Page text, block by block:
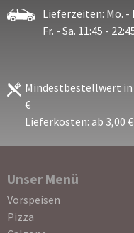
Lieferzeiten: Mo. -
Fr. - Sa. 11:45 -
Mindestbestellwert in
€
Lieferkosten: ab 3,00 €
Unser Menü
Navigation
überspringen
Vorspeisen
Pizza